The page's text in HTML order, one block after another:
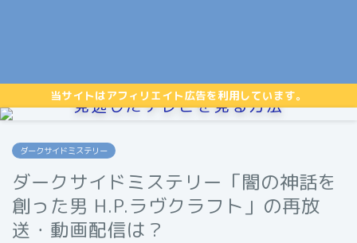
当サイトはアフィリエイト広告を利用しています。
見逃したテレビを見る方法
ダークサイドミステリー
ダークサイドミステリー「闇の神話を
創った男 H.P.ラヴクラフト」の再放
送・動画配信は？